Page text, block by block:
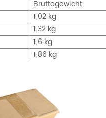
Bruttogewicht
1,02 kg
1,32 kg
1,6 kg
1,86 kg